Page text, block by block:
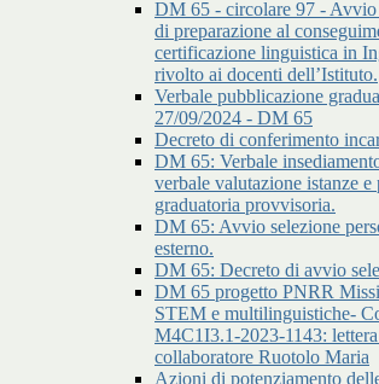
DM 65 - circolare 97 - Avvio
di preparazione al
certificazione linguistica in
rivolto ai docenti dell’Istituto.
Verbale pubblicazione
27/09/2024 - DM 65
Decreto di conferimento
DM 65: Verbale
verbale valutazione istanze
graduatoria provvisoria.
DM 65: Avvio selezione
esterno.
DM 65: Decreto di avvio
DM 65 progetto PNRR
STEM e multilinguistiche-
M4C1I3.1-2023-1143:
collaboratore Ruotolo Maria
Azioni di potenziamento